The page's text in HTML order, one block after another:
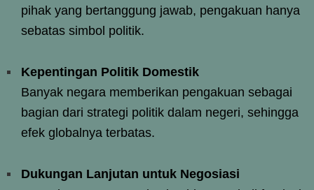
pihak yang bertanggung jawab, pengakuan hanya
sebatas simbol politik.
Kepentingan Politik Domestik
Banyak negara memberikan pengakuan sebagai
bagian dari strategi politik dalam negeri, sehingga
efek globalnya terbatas.
Dukungan Lanjutan untuk Negosiasi